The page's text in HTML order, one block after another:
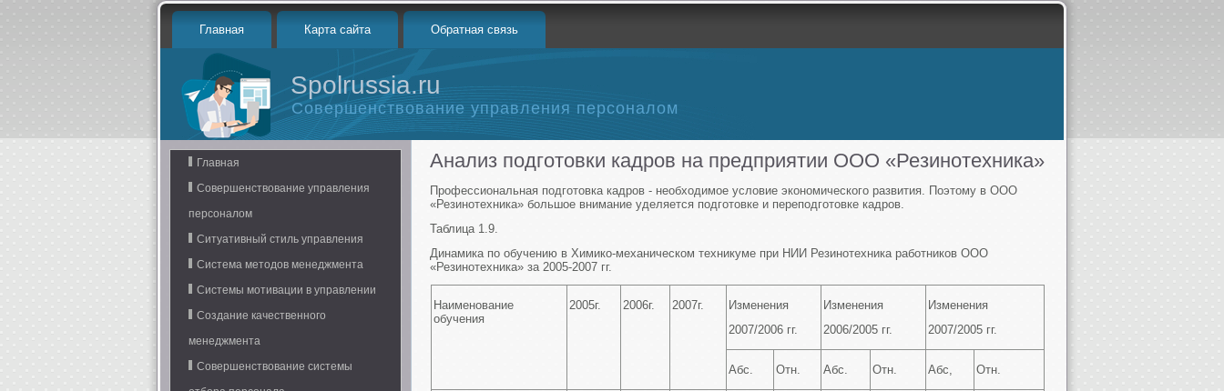
Главная Карта сайта Обратная связь
Spolrussia.ru
Совершенствование управления персоналом
Главная
Совершенствование управления
персоналом
Ситуативный стиль управления
Система методов менеджмента
Системы мотивации в управлении
Создание качественного
менеджмента
Совершенствование системы
Анализ подготовки кадров на предприятии ООО «Резинотехника»
Профессиональная подготовка кадров - необходимое условие экономического развития. Поэтому в ООО
«Резинотехника» большое внимание уделяется подготовке и переподготовке кадров.
Таблица 1.9.
Динамика по обучению в Химико-механическом техникуме при НИИ Резинотехника работников ООО
«Резинотехника» за 2005-2007 гг.
Наименование
обучения
2005г. 2006г. 2007г.
Изменения
2007/2006 гг.
Изменения
2006/2005 гг.
Изменения
2007/2005 гг.
Абс. Отн. Абс. Отн. Абс, Отн.